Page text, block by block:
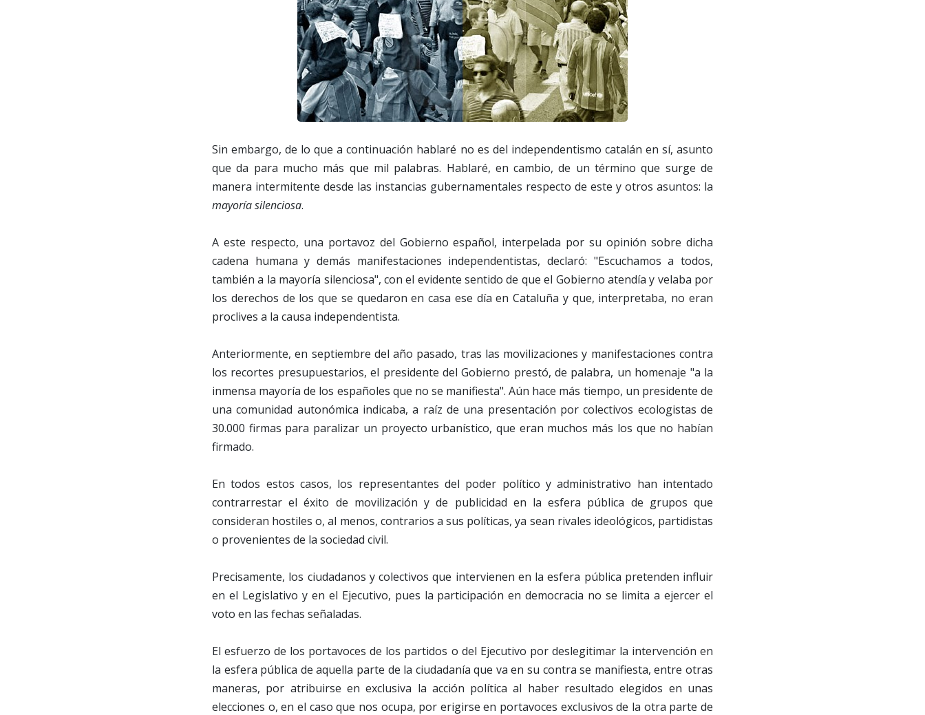
Sin embargo, de lo que a continuación hablaré no es del independentismo catalán en sí, asunto
que da para mucho más que mil palabras. Hablaré, en cambio, de un término que surge de
manera intermitente desde las instancias gubernamentales respecto de este y otros asuntos: la
mayoría silenciosa.
A este respecto, una portavoz del Gobierno español, interpelada por su opinión sobre dicha
cadena humana y demás manifestaciones independentistas, declaró: "Escuchamos a todos,
también a la mayoría silenciosa", con el evidente sentido de que el Gobierno atendía y velaba por
los derechos de los que se quedaron en casa ese día en Cataluña y que, interpretaba, no eran
proclives a la causa independentista.
Anteriormente, en septiembre del año pasado, tras las movilizaciones y manifestaciones contra
los recortes presupuestarios, el presidente del Gobierno prestó, de palabra, un homenaje "a la
inmensa mayoría de los españoles que no se manifiesta". Aún hace más tiempo, un presidente de
una comunidad autonómica indicaba, a raíz de una presentación por colectivos ecologistas de
30.000 firmas para paralizar un proyecto urbanístico, que eran muchos más los que no habían
firmado.
En todos estos casos, los representantes del poder político y administrativo han intentado
contrarrestar el éxito de movilización y de publicidad en la esfera pública de grupos que
consideran hostiles o, al menos, contrarios a sus políticas, ya sean rivales ideológicos, partidistas
o provenientes de la sociedad civil.
Precisamente, los ciudadanos y colectivos que intervienen en la esfera pública pretenden influir
en el Legislativo y en el Ejecutivo, pues la participación en democracia no se limita a ejercer el
voto en las fechas señaladas.
El esfuerzo de los portavoces de los partidos o del Ejecutivo por deslegitimar la intervención en
la esfera pública de aquella parte de la ciudadanía que va en su contra se manifiesta, entre otras
maneras, por atribuirse en exclusiva la acción política al haber resultado elegidos en unas
elecciones o, en el caso que nos ocupa, por erigirse en portavoces exclusivos de la otra parte de